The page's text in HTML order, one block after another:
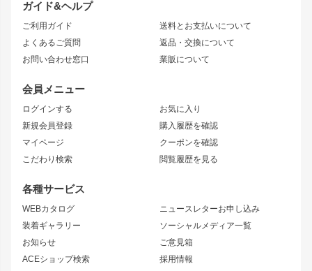
ガイド&ヘルプ
ご利用ガイド
よくあるご質問
お問い合わせ窓口
送料とお支払いについて
返品・交換について
業販について
会員メニュー
ログインする
新規会員登録
マイページ
こだわり検索
お気に入り
購入履歴を確認
クーポンを確認
閲覧履歴を見る
各種サービス
WEBカタログ
装着ギャラリー
お知らせ
ACEショップ検索
ニュースレターお申し込み
ソーシャルメディア一覧
ご意見箱
採用情報
JZX90 CHASER
JZX110 MARK II
JZX100 MARK II
JZX90 MARK II
トレノ
マークX
アリスト
ソアラ
アルテッツァ
ニッサン
S15 シルビア
S14 シルビア 後期
S13 シルビア
180SX
シルエイティ
ワンビア
ローレル
セフィーロ
キャラバン
エアロシリーズ
ドリフトライン
風神
雷神
レーシングライン
アタックライン
ストリームライン
リアウイング
ジムニーパーツ
ホイール
MUD-S7
まつど家 鉄漢